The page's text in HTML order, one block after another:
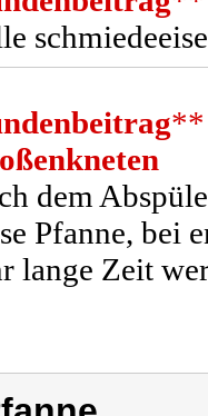
**
dem
Pfanne, bei
lange Zeit